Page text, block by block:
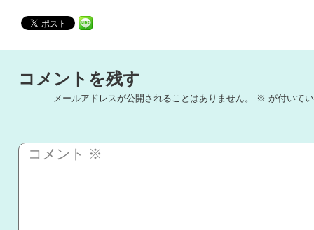
コメントを残す
メールアドレスが公開されることはありません。 ※ が付いて
コメント ※